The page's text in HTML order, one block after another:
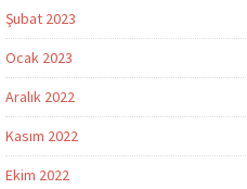
Şubat 2023
Ocak 2023
Aralık 2022
Kasım 2022
Ekim 2022